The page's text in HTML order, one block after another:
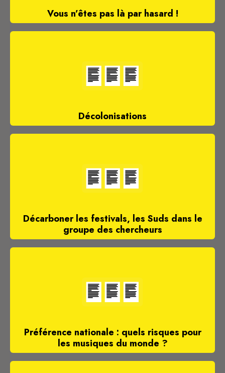
Vous n’êtes pas là par hasard !
Décolonisations
Décarboner les festivals, les Suds dans le
groupe des chercheurs
Préférence nationale : quels risques pour
les musiques du monde ?